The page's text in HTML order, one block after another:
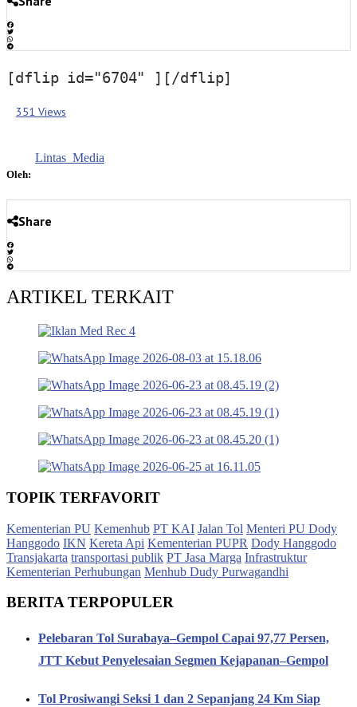
[dflip id="6704" ][/dflip]
351 Views
Oleh:
Lintas_Media
Share
ARTIKEL TERKAIT
TOPIK TERFAVORIT
Kementerian PU Kemenhub PT KAI Jalan Tol Menteri PU Dody
Hanggodo IKN Kereta Api Kementerian PUPR Dody Hanggodo
Transjakarta transportasi publik PT Jasa Marga Infrastruktur
Kementerian Perhubungan Menhub Dudy Purwagandhi
BERITA TERPOPULER
Pelebaran Tol Surabaya–Gempol Capai 97,77 Persen,
JTT Kebut Penyelesaian Segmen Kejapanan–Gempol
Tol Prosiwangi Seksi 1 dan 2 Sepanjang 24 Km Siap